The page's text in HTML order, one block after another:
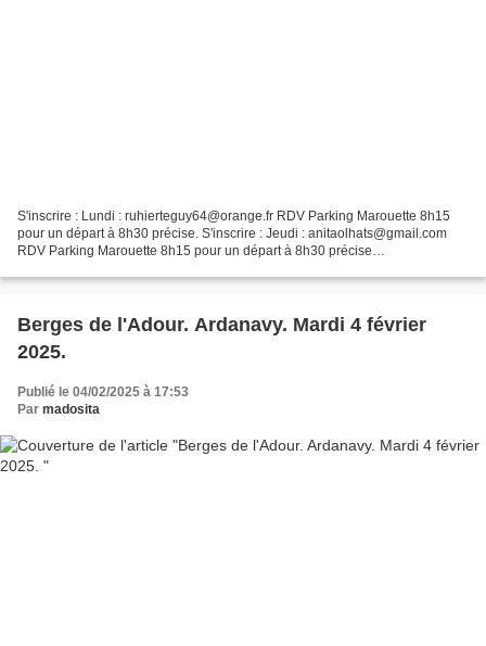
S'inscrire : Lundi : ruhierteguy64@orange.fr RDV Parking Marouette 8h15
pour un départ à 8h30 précise. S'inscrire : Jeudi : anitaolhats@gmail.com
RDV Parking Marouette 8h15 pour un départ à 8h30 précise
Berges de l'Adour. Ardanavy. Mardi 4 février
2025.
Publié le 04/02/2025 à 17:53
Par madosita